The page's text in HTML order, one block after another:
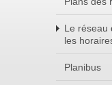
Le réseau
les
Planibus